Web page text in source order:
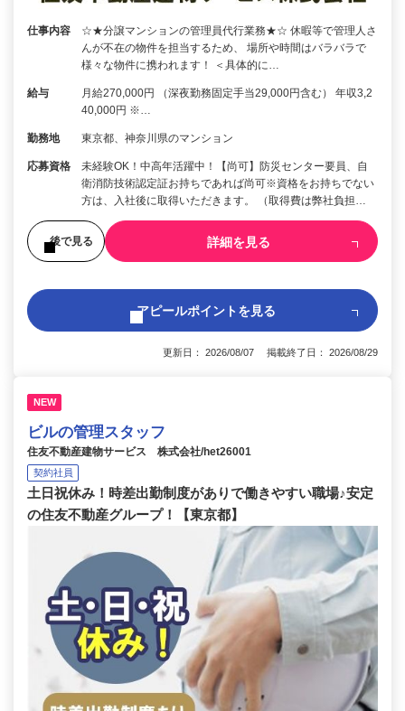
仕事内容
☆★分譲マンションの管理員代行業務★☆ 休暇等で管理人さ
んが不在の物件を担当するため、 場所や時間はバラバラで
様々な物件に携われます！ ＜具体的に…
給与
月給270,000円 （深夜勤務固定手当29,000円含む） 年収3,2
40,000円 ※…
勤務地 東京都、神奈川県のマンション
応募資格
未経験OK！中高年活躍中！【尚可】防災センター要員、自
衛消防技術認定証お持ちであれば尚可※資格をお持ちでない
方は、入社後に取得いただきます。 （取得費は弊社負担…
後で見る 詳細を見る
アピールポイントを見る
更新日： 2026/08/07 掲載終了日： 2026/08/29
NEW
ビルの管理スタッフ
住友不動産建物サービス 株式会社/het26001
契約社員
土日祝休み！時差出勤制度がありで働きやすい職場♪安定
の住友不動産グループ！【東京都】